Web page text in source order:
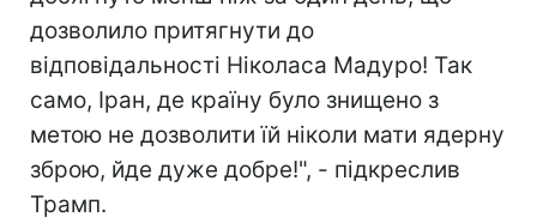
дозволило притягнути до
відповідальності Ніколаса Мадуро! Так
само, Іран, де країну було знищено з
метою не дозволити їй ніколи мати ядерну
зброю, йде дуже добре!", - підкреслив
Трамп.